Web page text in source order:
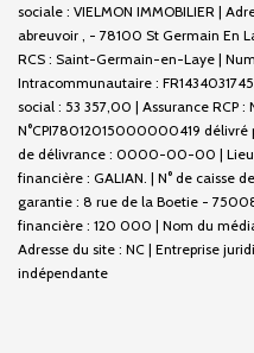
sociale : VIELMON IMMOBILIER |
abreuvoir , - 78100 St Germain En
RCS : Saint-Germain-en-Laye |
Intracommunautaire :
social : 53 357,00 | Assurance RCP :
N°CPI78012015000000419 délivré
de délivrance : 0000-00-00 | Lieu
financière : GALIAN. | N° de caisse
garantie : 8 rue de la Boetie -
financière : 120 000 | Nom du
Adresse du site : NC | Entreprise
indépendante